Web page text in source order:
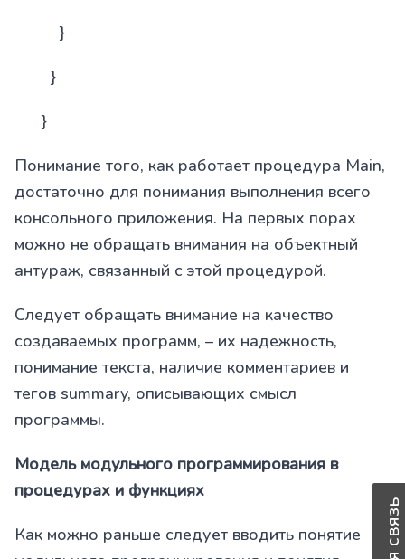
}
}
}
Понимание того, как работает процедура Main,
достаточно для понимания выполнения всего
консольного приложения. На первых порах
можно не обращать внимания на объектный
антураж, связанный с этой процедурой.
Следует обращать внимание на качество
создаваемых программ, – их надежность,
понимание текста, наличие комментариев и
тегов summary, описывающих смысл
программы.
Модель модульного программирования в
процедурах и функциях
Как можно раньше следует вводить понятие